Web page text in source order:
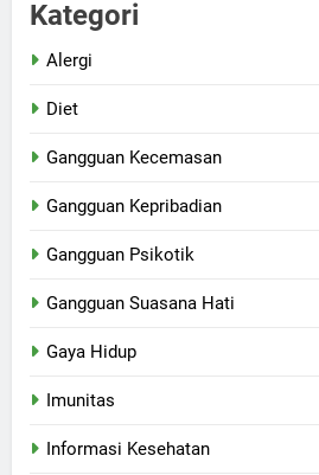
Kategori
Alergi
Diet
Gangguan Kecemasan
Gangguan Kepribadian
Gangguan Psikotik
Gangguan Suasana Hati
Gaya Hidup
Imunitas
Informasi Kesehatan